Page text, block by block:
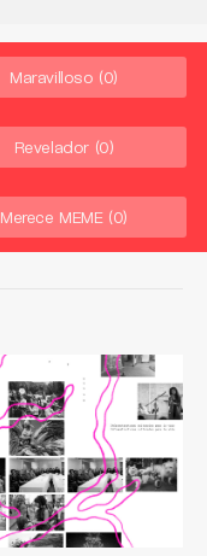
Maravilloso (0)
Revelador (0)
Merece MEME (0)